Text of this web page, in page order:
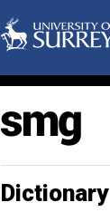
рамазан
ранение
раненый
ранить